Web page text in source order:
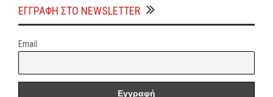
ΕΓΓΡΑΦΗ ΣΤΟ NEWSLETTER
Email